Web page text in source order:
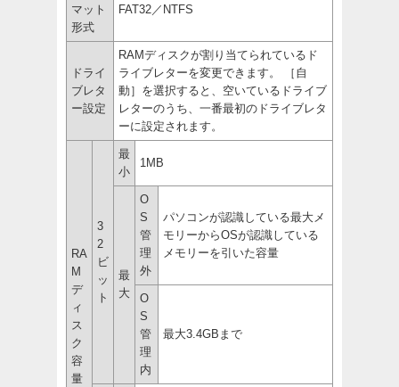
マット
形式
FAT32／NTFS
ドライ
ブレタ
ー設定
RAMディスクが割り当てられているド
ライブレターを変更できます。 ［自
動］を選択すると、空いているドライブ
レターのうち、一番最初のドライブレタ
ーに設定されます。
RA
M
デ
ィ
ス
ク
容
量
3
2
ビ
ッ
ト
最
小
1MB
最
大
O
S
管
理
外
パソコンが認識している最大メ
モリーからOSが認識している
メモリーを引いた容量
O
S
管
理
内
最大3.4GBまで